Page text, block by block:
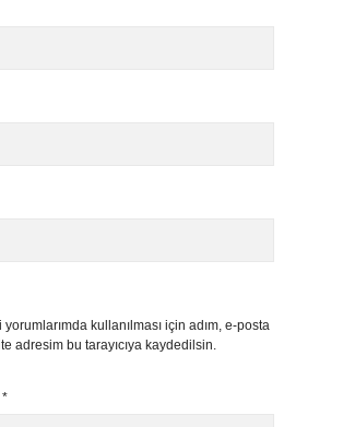
kullanılması için adım, e-posta
adresim bu tarayıcıya kaydedilsin.
*